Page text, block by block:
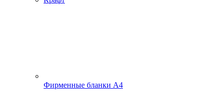
Фирменные бланки А4